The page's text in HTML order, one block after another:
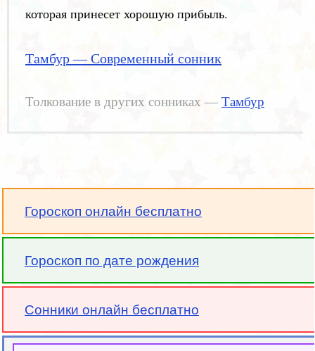
которая принесет хорошую прибыль.
Тамбур — Современный сонник
Толкование в других сонниках — Тамбур
Гороскоп онлайн бесплатно
Гороскоп по дате рождения
Сонники онлайн бесплатно